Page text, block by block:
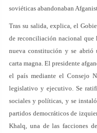
soviéticas abandonaban
Tras su salida, explica, el
de reconciliación nacional que
nueva constitución y se abrió
carta magna. El presidente
el país mediante el Consejo
legislativo y ejecutivo. Se
sociales y políticas, y se
partidos democráticos de
Khalq, una de las facciones